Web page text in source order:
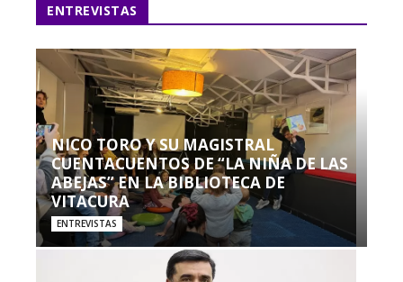
ENTREVISTAS
NICO TORO Y SU MAGISTRAL
CUENTACUENTOS DE “LA NIÑA DE LAS
ABEJAS” EN LA BIBLIOTECA DE
VITACURA
ENTREVISTAS